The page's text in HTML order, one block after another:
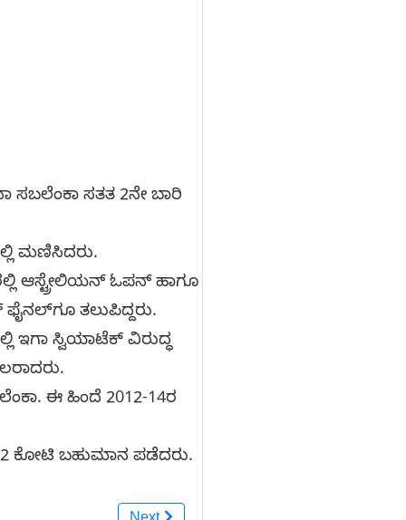
ಸತತ 2ನೇ ಬಾರಿ
ಮಣಿಸಿದರು.
ಆಸ್ಟ್ರೇಲಿಯನ್‌ ಓಪನ್‌ ಹಾಗೂ
ತಲುಪಿದ್ದರು.
ಇಗಾ ಸ್ವಿಯಾಟೆಕ್‌ ವಿರುದ್ಧ
ಈ ಹಿಂದೆ 2012-14ರ
ಕೋಟಿ ಬಹುಮಾನ ಪಡೆದರು.